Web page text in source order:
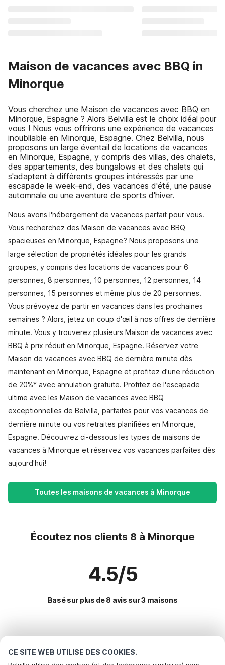
CE SITE WEB UTILISE DES COOKIES.
Maison de vacances avec BBQ in
Minorque
Vous cherchez une Maison de vacances avec BBQ en
Minorque, Espagne ? Alors Belvilla est le choix idéal pour
vous ! Nous vous offrirons une expérience de vacances
inoubliable en Minorque, Espagne. Chez Belvilla, nous
proposons un large éventail de locations de vacances
en Minorque, Espagne, y compris des villas, des chalets,
des appartements, des bungalows et des chalets qui
s'adaptent à différents groupes intéressés par une
escapade le week-end, des vacances d'été, une pause
automnale ou une aventure de sports d'hiver.
Nous avons l'hébergement de vacances parfait pour vous.
Vous recherchez des Maison de vacances avec BBQ
spacieuses en Minorque, Espagne? Nous proposons une
large sélection de propriétés idéales pour les grands
groupes, y compris des locations de vacances pour 6
personnes, 8 personnes, 10 personnes, 12 personnes, 14
personnes, 15 personnes et même plus de 20 personnes.
Vous prévoyez de partir en vacances dans les prochaines
semaines ? Alors, jetez un coup d'œil à nos offres de dernière
minute. Vous y trouverez plusieurs Maison de vacances avec
BBQ à prix réduit en Minorque, Espagne. Réservez votre
Maison de vacances avec BBQ de dernière minute dès
maintenant en Minorque, Espagne et profitez d'une réduction
de 20%* avec annulation gratuite. Profitez de l'escapade
ultime avec les Maison de vacances avec BBQ
exceptionnelles de Belvilla, parfaites pour vos vacances de
dernière minute ou vos retraites planifiées en Minorque,
Espagne. Découvrez ci-dessous les types de maisons de
vacances à Minorque et réservez vos vacances parfaites dès
aujourd'hui!
Toutes les maisons de vacances à Minorque
Écoutez nos clients 8 à Minorque
4.5/5
Basé sur plus de 8 avis sur 3 maisons
vacances